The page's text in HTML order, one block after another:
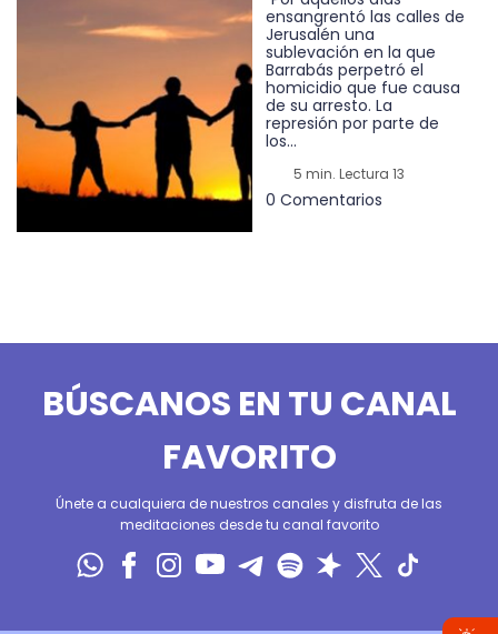
ensangrentó las calles de
Jerusalén una
sublevación en la que
Barrabás perpetró el
homicidio que fue causa
de su arresto. La
represión por parte de
los...
5 min. Lectura 13
0 Comentarios
BÚSCANOS EN TU CANAL
FAVORITO
Únete a cualquiera de nuestros canales y disfruta de las
meditaciones desde tu canal favorito